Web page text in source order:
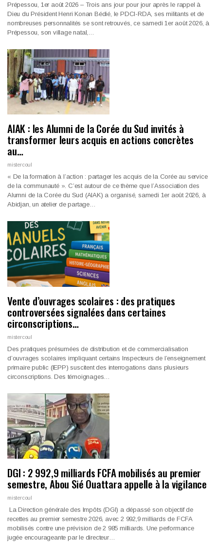
Prépessou, 1er août 2026 – Trois ans jour pour jour après le rappel à
Dieu du Président Henri Konan Bédié, le PDCI-RDA, ses militants et de
nombreuses personnalités se sont retrouvés, ce samedi 1er août 2026, à
Prépessou, son village natal,…
AIAK : les Alumni de la Corée du Sud invités à
transformer leurs acquis en actions concrètes
au…
mistercoul
« De la formation à l’action : partager les acquis de la Corée au service
de la communauté ». C’est autour de ce thème que l’Association des
Alumni de la Corée du Sud (AIAK) a organisé, samedi 1er août 2026, à
Abidjan, un atelier de partage…
Vente d’ouvrages scolaires : des pratiques
controversées signalées dans certaines
circonscriptions…
mistercoul
Des pratiques présumées de distribution et de commercialisation
d’ouvrages scolaires impliquant certains Inspecteurs de l’enseignement
primaire public (IEPP) suscitent des interrogations dans plusieurs
circonscriptions. Des témoignages…
DGI : 2 992,9 milliards FCFA mobilisés au premier
semestre, Abou Sié Ouattara appelle à la vigilance
mistercoul
La Direction générale des Impôts (DGI) a dépassé son objectif de
recettes au premier semestre 2026, avec 2 992,9 milliards de FCFA
mobilisés contre une prévision de 2 985 milliards. Une performance
jugée encourageante par le directeur…